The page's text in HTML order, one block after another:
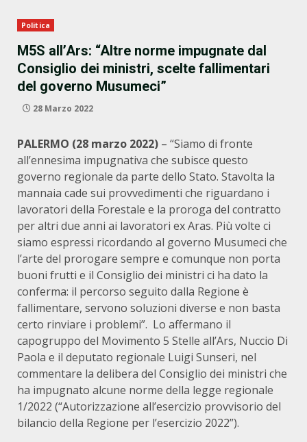
Politica
M5S all’Ars: “Altre norme impugnate dal
Consiglio dei ministri, scelte fallimentari
del governo Musumeci”
28 Marzo 2022
PALERMO (28 marzo 2022) – “Siamo di fronte
all’ennesima impugnativa che subisce questo
governo regionale da parte dello Stato. Stavolta la
mannaia cade sui provvedimenti che riguardano i
lavoratori della Forestale e la proroga del contratto
per altri due anni ai lavoratori ex Aras. Più volte ci
siamo espressi ricordando al governo Musumeci che
l’arte del prorogare sempre e comunque non porta
buoni frutti e il Consiglio dei ministri ci ha dato la
conferma: il percorso seguito dalla Regione è
fallimentare, servono soluzioni diverse e non basta
certo rinviare i problemi”. Lo affermano il
capogruppo del Movimento 5 Stelle all’Ars, Nuccio Di
Paola e il deputato regionale Luigi Sunseri, nel
commentare la delibera del Consiglio dei ministri che
ha impugnato alcune norme della legge regionale
1/2022 (“Autorizzazione all’esercizio provvisorio del
bilancio della Regione per l’esercizio 2022”).